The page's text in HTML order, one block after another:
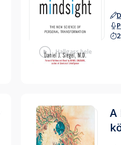
Hallgass bele
A